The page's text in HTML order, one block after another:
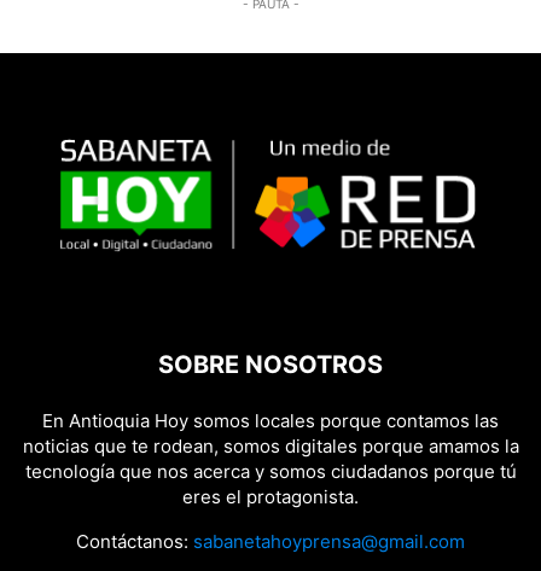
- PAUTA -
SOBRE NOSOTROS
En Antioquia Hoy somos locales porque contamos las
noticias que te rodean, somos digitales porque amamos la
tecnología que nos acerca y somos ciudadanos porque tú
eres el protagonista.
Contáctanos: sabanetahoyprensa@gmail.com